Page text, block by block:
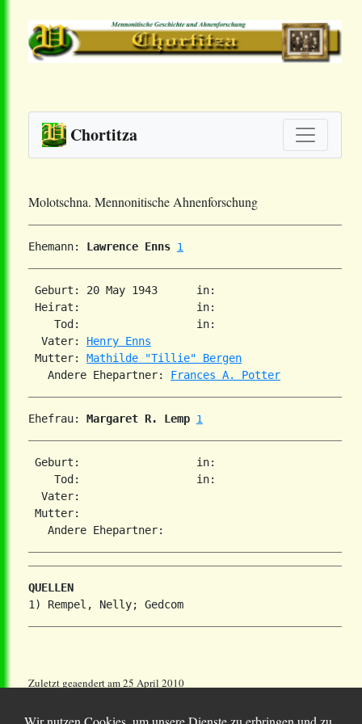
Chortitza
Molotschna. Mennonitische Ahnenforschung
Ehemann: Lawrence Enns 1
Geburt: 20 May 1943      in:
Heirat:                  in:
    Tod:                  in:
  Vater:
Henry Enns
Mutter: Mathilde "Tillie" Bergen
   Andere Ehepartner:
Frances A. Potter
Ehefrau: Margaret R. Lemp 1
Geburt:                  in:
    Tod:                  in:
  Vater:
Mutter:
QUELLEN
Zuletzt geaendert am 25 April 2010